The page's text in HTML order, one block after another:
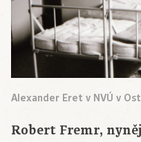
Alexander Eret v NVÚ v
Robert Fremr,